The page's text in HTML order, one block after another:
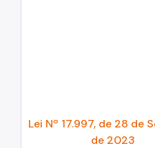
Lei Nº 17.997, de 28 de
de 2023